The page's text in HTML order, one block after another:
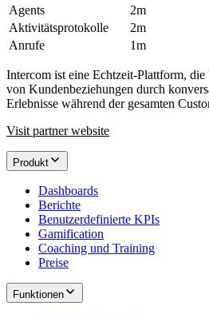
Agents
2m
Aktivitätsprotokolle
2m
Anrufe
1m
Intercom ist eine Echtzeit-Plattform,
von Kundenbeziehungen durch
Erlebnisse während der gesamten
Visit partner website
Produkt
Dashboards
Berichte
Benutzerdefinierte KPIs
Gamification
Coaching und Training
Preise
Funktionen